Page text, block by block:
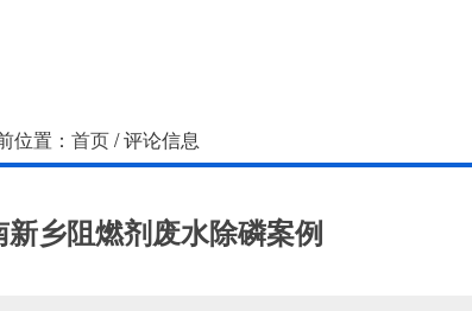
位置： 首页/ 评论信息
新乡阻燃剂废水除磷案例